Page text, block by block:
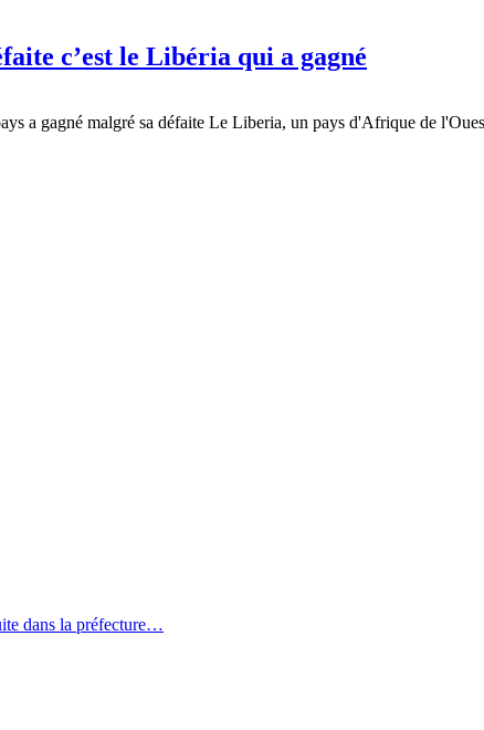
c’est le Libéria qui a gagné
a gagné malgré sa défaite Le Liberia, un pays d'Afrique de
dans la préfecture…